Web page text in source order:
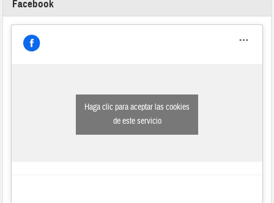
Facebook
Haga clic para aceptar las cookies
de este servicio